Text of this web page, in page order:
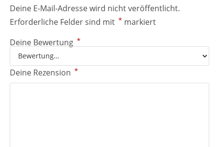
Deine E-Mail-Adresse wird nicht veröffentlicht.
Erforderliche Felder sind mit * markiert
Deine Bewertung *
Deine Rezension *